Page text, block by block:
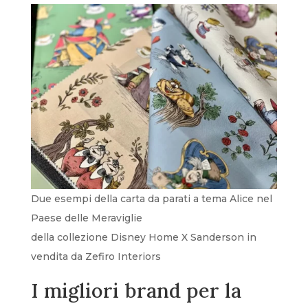
Due esempi della carta da parati a tema Alice nel
Paese delle Meraviglie
della collezione Disney Home X Sanderson in
vendita da Zefiro Interiors
I migliori brand per la